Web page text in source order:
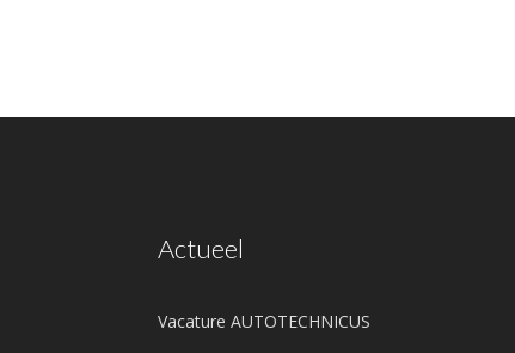
Actueel
Vacature AUTOTECHNICUS